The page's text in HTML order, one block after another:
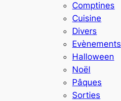
Comptines
Cuisine
Divers
Evènements
Halloween
Noël
Pâques
Sorties